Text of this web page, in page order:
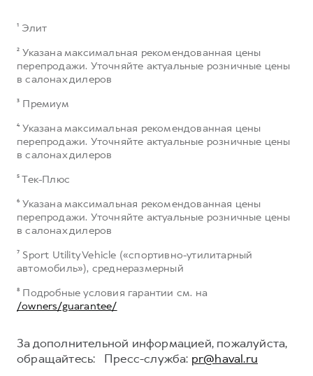
¹ Элит
² Указана максимальная рекомендованная цены
перепродажи. Уточняйте актуальные розничные цены
в салонах дилеров
³ Премиум
⁴ Указана максимальная рекомендованная цены
перепродажи. Уточняйте актуальные розничные цены
в салонах дилеров
⁵ Тек-Плюс
⁶ Указана максимальная рекомендованная цены
перепродажи. Уточняйте актуальные розничные цены
в салонах дилеров
⁷ Sport Utility Vehicle («спортивно-утилитарный
автомобиль»), среднеразмерный
⁸ Подробные условия гарантии см. на
/owners/guarantee/
За дополнительной информацией, пожалуйста,
обращайтесь: Пресс-служба: pr@haval.ru